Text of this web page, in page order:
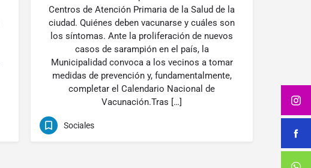
Centros de Atención Primaria de la Salud de la
ciudad. Quiénes deben vacunarse y cuáles son
los síntomas. Ante la proliferación de nuevos
casos de sarampión en el país, la
Municipalidad convoca a los vecinos a tomar
medidas de prevención y, fundamentalmente,
completar el Calendario Nacional de
Vacunación.Tras […]
Sociales